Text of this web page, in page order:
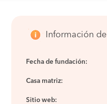
Información de
Fecha de fundación:
Casa matriz:
Sitio web: